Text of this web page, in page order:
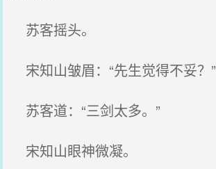
苏客摇头。
宋知山皱眉：“先生觉得不妥？”
苏客道：“三剑太多。”
宋知山眼神微凝。